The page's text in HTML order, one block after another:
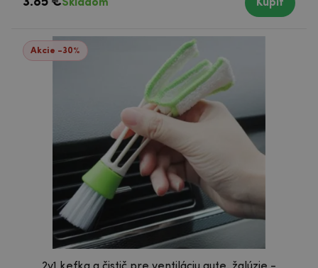
Skladom Kúpiť
Akcie -30%